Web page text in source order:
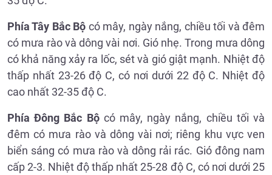
Phía Tây Bắc Bộ có mây, ngày nắng, chiều tối và đêm
có mưa rào và dông vài nơi. Gió nhẹ. Trong mưa dông
có khả năng xảy ra lốc, sét và gió giật mạnh. Nhiệt độ
thấp nhất 23-26 độ C, có nơi dưới 22 độ C. Nhiệt độ
cao nhất 32-35 độ C.
Phía Đông Bắc Bộcó mây, ngày nắng, chiều tối và
đêm có mưa rào và dông vài nơi; riêng khu vực ven
biển sáng có mưa rào và dông rải rác. Gió đông nam
cấp 2-3. Nhiệt độ thấp nhất 25-28 độ C, có nơi dưới 25